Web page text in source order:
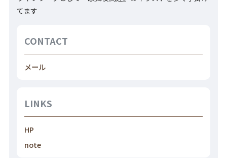
てます
CONTACT
メール
LINKS
HP
note